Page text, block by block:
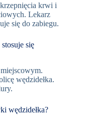
krwi i
Lekarz
się do zabiegu.
się
wędzidełka.
wędzidełka?